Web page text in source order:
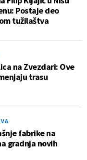
Postaje deo
tužilaštva
na Zvezdari: Ove
trasu
fabrike na
gradnja novih